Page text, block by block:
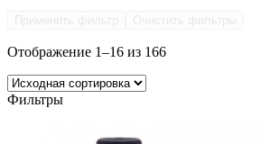
Отображение 1–16 из 166
Фильтры